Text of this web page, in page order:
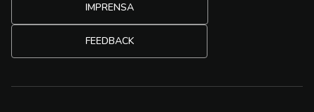
IMPRENSA
FEEDBACK